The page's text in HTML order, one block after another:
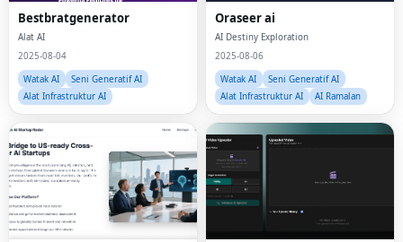
Bestbratgenerator
Alat AI
2025-08-04
Watak AI
Seni Generatif AI
Alat Infrastruktur AI
Oraseer ai
AI Destiny Exploration
2025-08-06
Watak AI
Seni Generatif AI
Alat Infrastruktur AI
AI Ramalan